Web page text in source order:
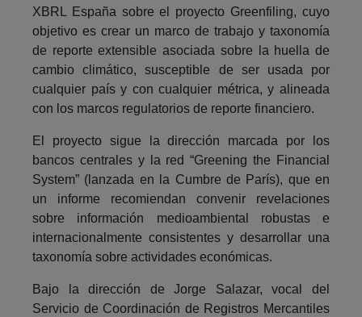
XBRL España sobre el proyecto Greenfiling, cuyo
objetivo es crear un marco de trabajo y taxonomía
de reporte extensible asociada sobre la huella de
cambio climático, susceptible de ser usada por
cualquier país y con cualquier métrica, y alineada
con los marcos regulatorios de reporte financiero.
El proyecto sigue la dirección marcada por los
bancos centrales y la red “Greening the Financial
System” (lanzada en la Cumbre de París), que en
un informe recomiendan convenir revelaciones
sobre información medioambiental robustas e
internacionalmente consistentes y desarrollar una
taxonomía sobre actividades económicas.
Bajo la dirección de Jorge Salazar, vocal del
Servicio de Coordinación de Registros Mercantiles